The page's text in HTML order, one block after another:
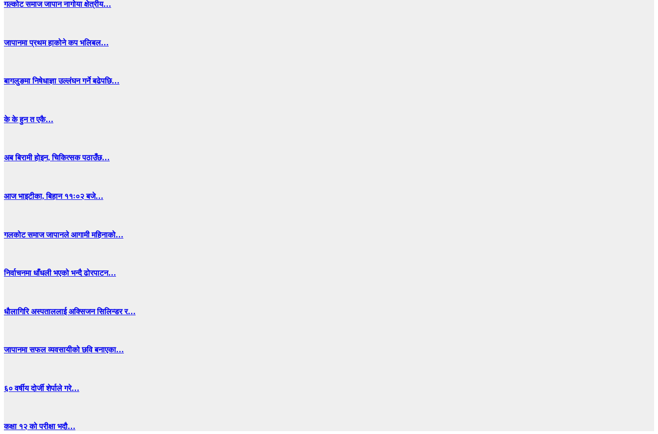
गल्कोट समाज जापान नागोया क्षेत्रीय…
जापानमा प्रथम हाकोने कप भलिबल…
बागलुङमा निषेधाज्ञा उल्लंघन गर्ने बढेपछि…
के के हुन त एकै…
अब बिरामी होइन, चिकित्सक पठाउँछ…
आज भाइटीका, बिहान ११ः०२ बजे…
गलकोट समाज जापानले आगामी महिनाको…
निर्वाचनमा धाँधली भएको भन्दै ढोरपाटन…
धाैलागिरि अस्पताललाई अक्सिजन सिलिन्डर र…
जापानमा सफल व्यवसायीको छवि बनाएका…
६० वर्षीय दोर्जी शेर्पाले गरे…
कक्षा १२ को परीक्षा भदौ…